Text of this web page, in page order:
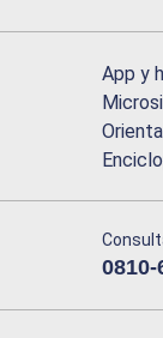
App y
0810-